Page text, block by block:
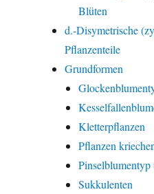
Blüten
d.-Disymetrische
Pflanzenteile
Grundformen
Kletterpflanzen
Pflanzen
Sukkulenten